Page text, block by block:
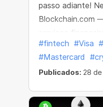
passo adiante!
Blockchain.com
serviços
mais popular do
mundo seu novo
Visa® Card.
#fintech #Visa
#Mastercard
Publicados: 28